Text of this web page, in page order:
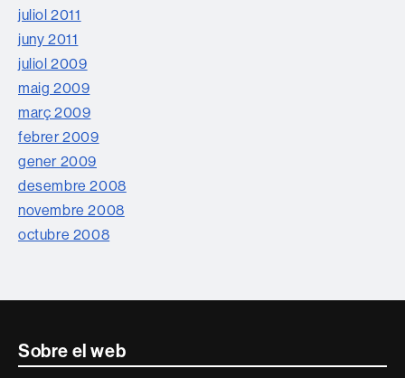
juliol 2011
juny 2011
juliol 2009
maig 2009
març 2009
febrer 2009
gener 2009
desembre 2008
novembre 2008
octubre 2008
Contacte
Sobre el web